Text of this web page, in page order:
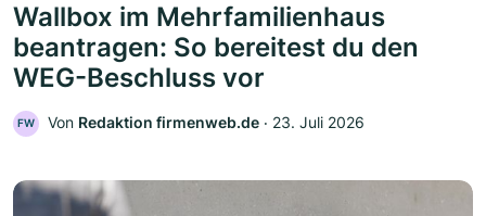
Wallbox im Mehrfamilienhaus
beantragen: So bereitest du den
WEG-Beschluss vor
FW Von Redaktion firmenweb.de ‧ 23. Juli 2026